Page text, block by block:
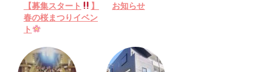
【募集スタート
】
春の桜まつりイベン
ト
お知らせ